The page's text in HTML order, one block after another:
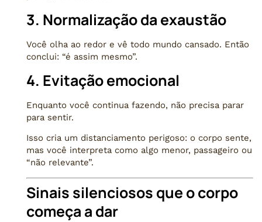
3. Normalização da exaustão
Você olha ao redor e vê todo mundo cansado. Então
conclui: “é assim mesmo”.
4. Evitação emocional
Enquanto você continua fazendo, não precisa parar
para sentir.
Isso cria um distanciamento perigoso: o corpo sente,
mas você interpreta como algo menor, passageiro ou
“não relevante”.
Sinais silenciosos que o corpo
começa a dar